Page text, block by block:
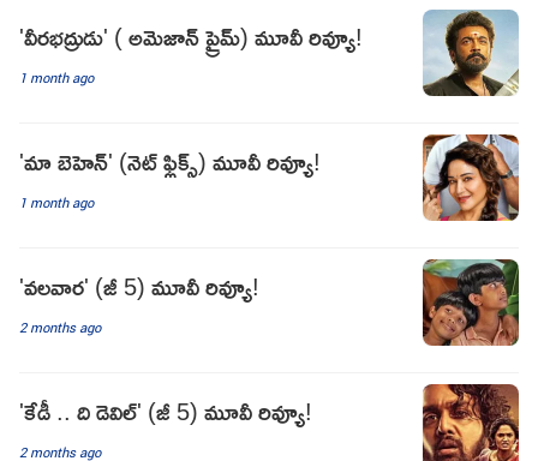
'వీరభద్రుడు' ( అమెజాన్ ప్రైమ్) మూవీ రివ్యూ!
1 month ago
'మా బెహెన్' (నెట్ ఫ్లిక్స్) మూవీ రివ్యూ!
1 month ago
'వలవార' (జీ 5) మూవీ రివ్యూ!
2 months ago
'కేడీ .. ది డెవిల్' (జీ 5) మూవీ రివ్యూ!
2 months ago